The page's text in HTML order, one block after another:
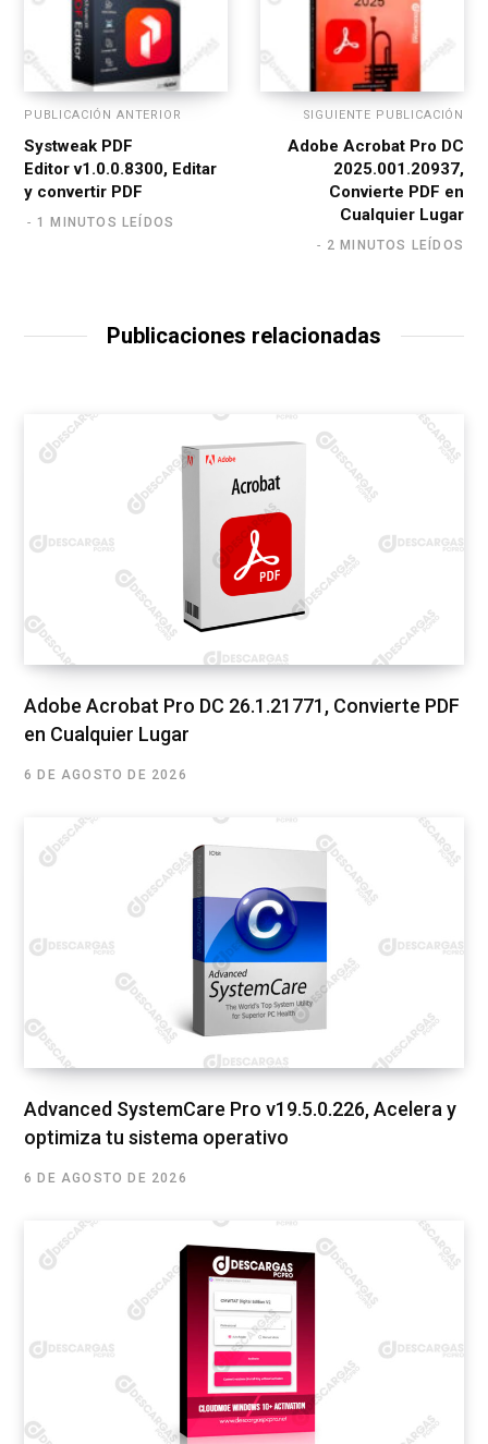
PUBLICACIÓN ANTERIOR
Systweak PDF
Editor v1.0.0.8300, Editar
y convertir PDF
1 MINUTOS LEÍDOS
SIGUIENTE PUBLICACIÓN
Adobe Acrobat Pro DC
2025.001.20937,
Convierte PDF en
Cualquier Lugar
2 MINUTOS LEÍDOS
Publicaciones relacionadas
Adobe Acrobat Pro DC 26.1.21771, Convierte PDF
en Cualquier Lugar
6 DE AGOSTO DE 2026
Advanced SystemCare Pro v19.5.0.226, Acelera y
optimiza tu sistema operativo
6 DE AGOSTO DE 2026